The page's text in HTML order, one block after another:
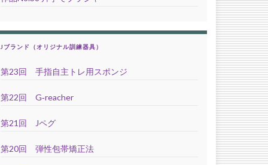
Jブランド（オリジナル訓練器具）
第23回 手指自主トレ用スポンジ
第22回 G‐reacher
第21回 Jペグ
第20回 弾性包帯矯正法